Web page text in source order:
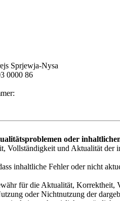
Sprjewja-Nysa
0000 86
oder
Vollständigkeit und Aktualität der
inhaltliche Fehler oder nicht
für die Aktualität, Korrektheit,
oder Nichtnutzung der